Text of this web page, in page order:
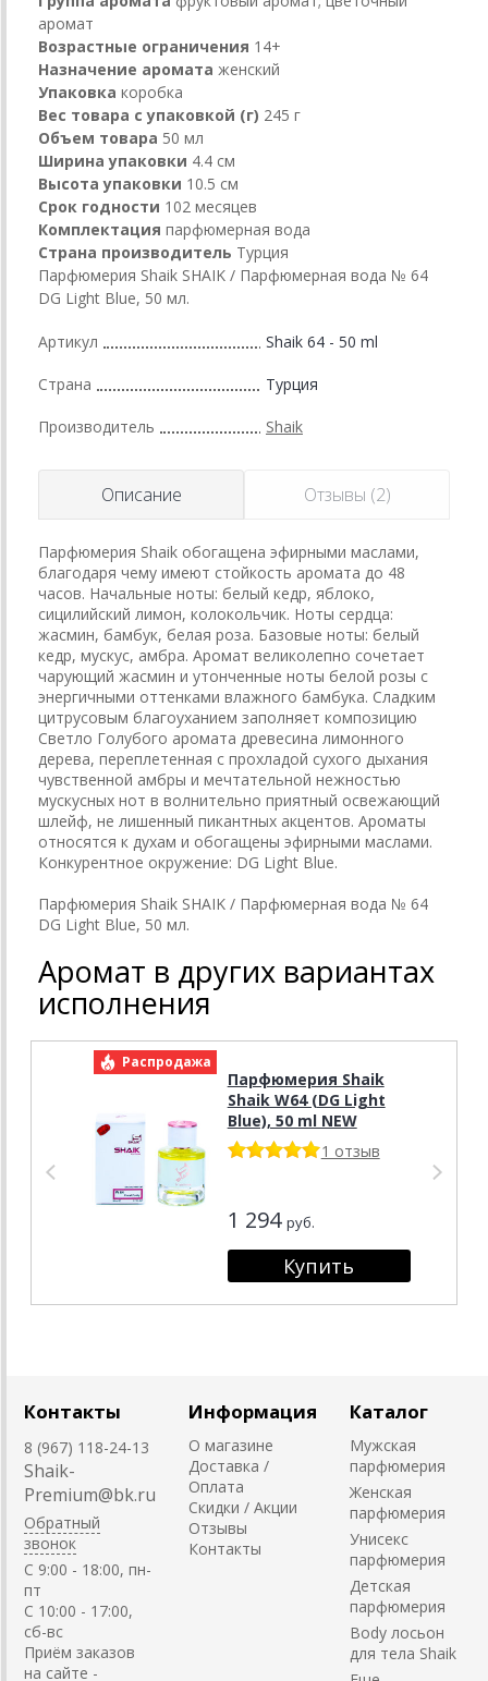
аромат
Возрастные ограничения 14+
Назначение аромата женский
Упаковка коробка
Вес товара с упаковкой (г) 245 г
Объем товара 50 мл
Ширина упаковки 4.4 см
Высота упаковки 10.5 см
Срок годности 102 месяцев
Комплектация парфюмерная вода
Страна производитель Турция
Парфюмерия Shaik SHAIK / Парфюмерная вода № 64
DG Light Blue, 50 мл.
Артикул Shaik 64 - 50 ml
Страна Турция
Производитель Shaik
Описание Отзывы (2)
Парфюмерия Shaik обогащена эфирными маслами,
благодаря чему имеют стойкость аромата до 48
часов. Начальные ноты: белый кедр, яблоко,
сицилийский лимон, колокольчик. Ноты сердца:
жасмин, бамбук, белая роза. Базовые ноты: белый
кедр, мускус, амбра. Аромат великолепно сочетает
чарующий жасмин и утонченные ноты белой розы с
энергичными оттенками влажного бамбука. Сладким
цитрусовым благоуханием заполняет композицию
Светло Голубого аромата древесина лимонного
дерева, переплетенная с прохладой сухого дыхания
чувственной амбры и мечтательной нежностью
мускусных нот в волнительно приятный освежающий
шлейф, не лишенный пикантных акцентов. Ароматы
относятся к духам и обогащены эфирными маслами.
Конкурентное окружение: DG Light Blue.
Парфюмерия Shaik SHAIK / Парфюмерная вода № 64
DG Light Blue, 50 мл.
Аромат в других вариантах
исполнения
Распродажа
Парфюмерия Shaik
Shaik W64 (DG Light
Blue), 50 ml NEW
1 отзыв
1 294 руб.
Контакты
8 (967) 118-24-13
Shaik-
Premium@bk.ru
Обратный
звонок
C 9:00 - 18:00, пн-
пт
С 10:00 - 17:00,
сб-вс
Приём заказов
на сайте -
Информация
О магазине
Доставка /
Оплата
Скидки / Акции
Отзывы
Контакты
Каталог
Мужская
парфюмерия
Женская
парфюмерия
Унисекс
парфюмерия
Детская
парфюмерия
Body лосьон
для тела Shaik